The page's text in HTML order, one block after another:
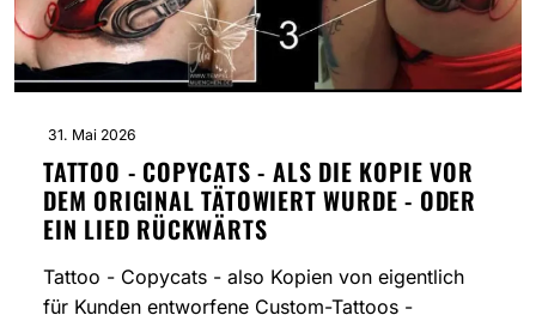
31. Mai 2026
TATTOO - COPYCATS - ALS DIE KOPIE VOR
DEM ORIGINAL TÄTOWIERT WURDE - ODER
EIN LIED RÜCKWÄRTS
Tattoo - Copycats - also Kopien von eigentlich
für Kunden entworfene Custom-Tattoos -